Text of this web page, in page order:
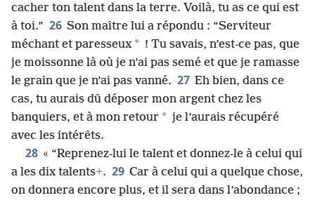
cacher ton talent dans la terre. Voilà, tu as ce qui est
à toi.” 26 Son maître lui a répondu : “Serviteur
méchant et paresseux * ! Tu savais, n’est-ce pas, que
je moissonne là où je n’ai pas semé et que je ramasse
le grain que je n’ai pas vanné. 27 Eh bien, dans ce
cas, tu aurais dû déposer mon argent chez les
banquiers, et à mon retour * je l’aurais récupéré
avec les intérêts.
28 « “Reprenez-lui le talent et donnez-le à celui qui
a les dix talents+. 29 Car à celui qui a quelque chose,
on donnera encore plus, et il sera dans l’abondance ;